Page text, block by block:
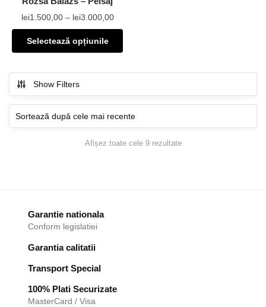
lei1.500,00– lei3.000,00
Selectează opțiunile
Show Filters
Afișez toate cele 9 rezultate
Garantie nationala
Conform legislatiei
Garantia calitatii
Transport Special
100% Plati Securizate
MasterCard / Visa